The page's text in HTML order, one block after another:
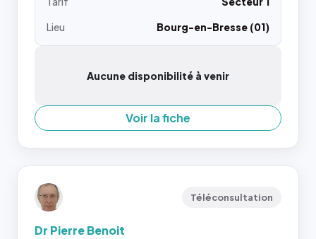
Lieu
Bourg-en-Bresse (01)
Aucune disponibilité à venir
Voir la fiche
Téléconsultation
Dr Pierre Benoit